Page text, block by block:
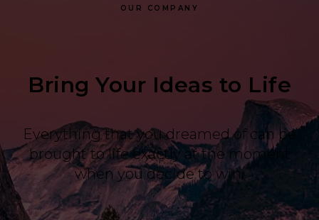
OUR COMPANY
Bring Your Ideas to Life
Everything that you dreamed of can be
brought to life exactly at the moment
when you decide to win.